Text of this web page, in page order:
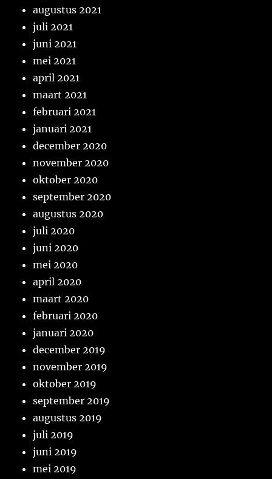
augustus 2021
juli 2021
juni 2021
mei 2021
april 2021
maart 2021
februari 2021
januari 2021
december 2020
november 2020
oktober 2020
september 2020
augustus 2020
juli 2020
juni 2020
mei 2020
april 2020
maart 2020
februari 2020
januari 2020
december 2019
november 2019
oktober 2019
september 2019
augustus 2019
juli 2019
juni 2019
mei 2019